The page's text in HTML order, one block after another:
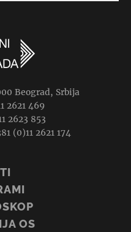
Da Korte
na Tajms skveru u
karaoke…